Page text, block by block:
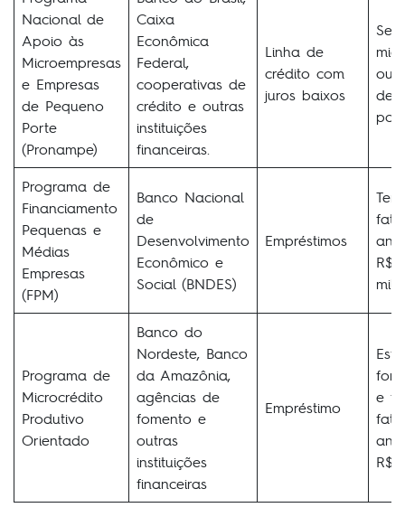
Nacional de
Apoio às
Microempresas
e Empresas
de Pequeno
Porte
(Pronampe)
Caixa
Econômica
Federal,
cooperativas de
crédito e outras
instituições
financeiras.
Linha de
crédito com
juros baixos
Ser
ou
de
Programa de
Financiamento
Pequenas e
Médias
Empresas
(FPM)
Banco Nacional
de
Desenvolvimento
Econômico e
Social (BNDES)
Empréstimos
Ter
R$
Programa de
Microcrédito
Produtivo
Orientado
Banco do
Nordeste, Banco
da Amazônia,
agências de
fomento e
outras
instituições
financeiras
Empréstimo
e
R$